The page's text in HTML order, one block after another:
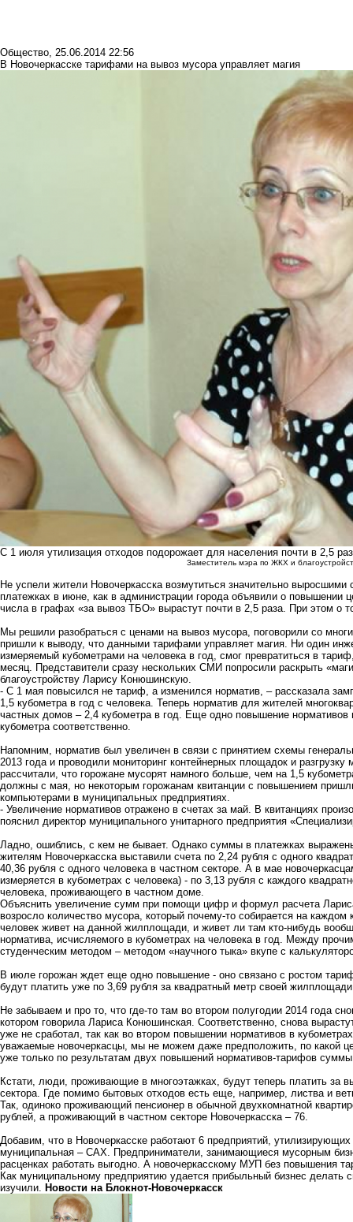
Общество, 25.06.2014 22:56
В Новочеркасске тарифами на вывоз мусора управляет магия
С 1 июля утилизация отходов подорожает для населения почти в 2,5
Заместитель мэра по ЖКХ и
Не успели жители Новочеркасска возмутиться значительно
платежках в июне, как в администрации города объявили о
числа в графах «за вывоз ТБО» вырастут почти в 2,5 раза. При этом о
Мы решили разобраться с ценами на вывоз мусора, поговорили со
пришли к выводу, что данными тарифами управляет магия. Ни один
измеряемый кубометрами на человека в год, смог превратиться в
месяц. Представители сразу нескольких СМИ попросили раскрыть
благоустройству Ларису Конюшинскую.
- С 1 мая повысился не тариф, а изменился норматив, – рассказала
1,5 кубометра в год с человека. Теперь норматив для жителей
частных домов – 2,4 кубометра в год. Еще одно повышение нормативов
кубометра соответственно.
Напомним, норматив был увеличен в связи с принятием схемы
2013 года и проводили мониторинг контейнерных площадок и
рассчитали, что горожане мусорят намного больше, чем на 1,5
должны с мая, но некоторым горожанам квитанции с повышением
компьютерами в муниципальных предприятиях.
- Увеличение нормативов отражено в счетах за май. В квитанциях
пояснил директор муниципального унитарного предприятия
Ладно, ошиблись, с кем не бывает. Однако суммы в платежках
жителям Новочеркасска выставили счета по 2,24 рубля с одного
40,36 рубля с одного человека в частном секторе. А в мае
измеряется в кубометрах с человека) - по 3,13 рубля с каждого
человека, проживающего в частном доме.
Объяснить увеличение сумм при помощи цифр и формул расчета
возросло количество мусора, который почему-то собирается на
человек живет на данной жилплощади, и живет ли там кто-нибудь
норматива, исчисляемого в кубометрах на человека в год. Между
студенческим методом – методом «научного тыка» вкупе с
В июле горожан ждет еще одно повышение - оно связано с ростом
будут платить уже по 3,69 рубля за квадратный метр своей
Не забываем и про то, что где-то там во втором полугодии 2014 года
котором говорила Лариса Конюшинская. Соответственно, снова
уже не сработал, так как во втором повышении нормативов в
уважаемые новочеркасцы, мы не можем даже предположить, по какой
уже только по результатам двух повышений нормативов-тарифов
Кстати, люди, проживающие в многоэтажках, будут теперь платить за
сектора. Где помимо бытовых отходов есть еще, например, листва и
Так, одиноко проживающий пенсионер в обычной двухкомнатной
рублей, а проживающий в частном секторе Новочеркасска – 76.
Добавим, что в Новочеркасске работают 6 предприятий,
муниципальная – САХ. Предприниматели, занимающиеся мусорным
расценках работать выгодно. А новочеркасскому МУП без повышения
Как муниципальному предприятию удается прибыльный бизнес
изучили.
Новости на Блoкнoт-Новочеркасск